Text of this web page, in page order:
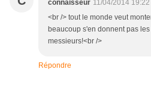
connaisseur 11/04/2014 19:22
<br /> tout le monde veut
beaucoup s'en donnent pas
messieurs!<br />
Répondre